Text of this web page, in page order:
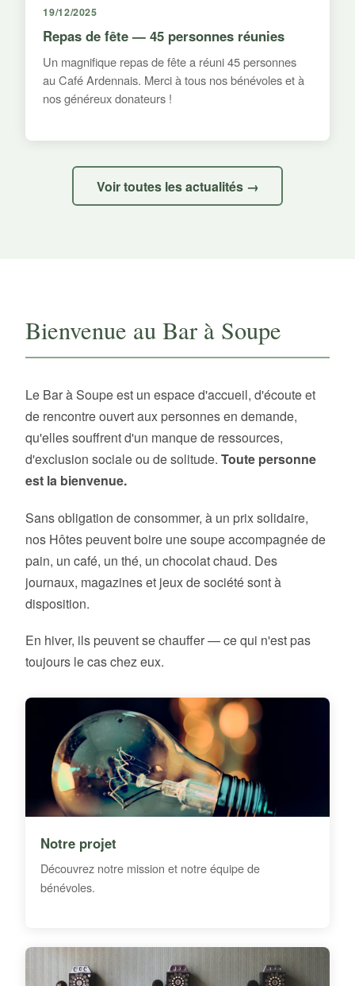
19/12/2025
Repas de fête — 45 personnes réunies
Un magnifique repas de fête a réuni 45 personnes
au Café Ardennais. Merci à tous nos bénévoles et à
nos généreux donateurs !
Voir toutes les actualités →
Bienvenue au Bar à Soupe
Le Bar à Soupe est un espace d'accueil, d'écoute et
de rencontre ouvert aux personnes en demande,
qu'elles souffrent d'un manque de ressources,
d'exclusion sociale ou de solitude. Toute personne
est la bienvenue.
Sans obligation de consommer, à un prix solidaire,
nos Hôtes peuvent boire une soupe accompagnée de
pain, un café, un thé, un chocolat chaud. Des
journaux, magazines et jeux de société sont à
disposition.
En hiver, ils peuvent se chauffer — ce qui n'est pas
toujours le cas chez eux.
Notre projet
Découvrez notre mission et notre équipe de
bénévoles.